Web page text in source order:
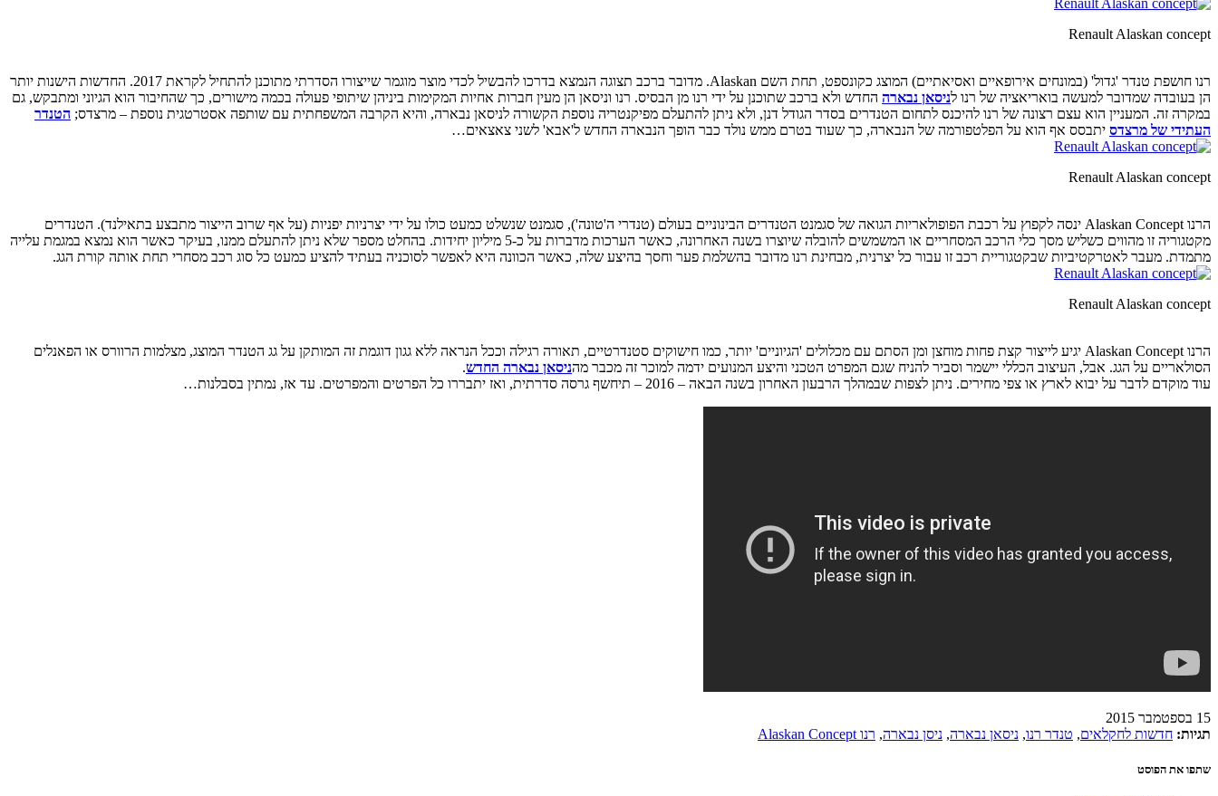
Renault Alaskan concept
רנו חושפת טנדר 'גדול' (במונחים אירופאיים ואסיאתיים) המוצג כקונספט, תחת השם Alaskan. מדובר ברכב תצוגה הנמצא בדרכו להבשיל לכדי מוצר מוגמר שייצורו הסדרתי מתוכנן להתחיל לקראת 2017. החדשות הישנות יותר
הן בעובדה שמדובר למעשה בואריאציה של רנו לניסאן נבארה החדש ולא ברכב שתוכנן על ידי רנו מן הבסיס. רנו וניסאן הן מעין חברות אחיות המקימות ביניהן שיתופי פעולה בכמה מישורים, כך שהחיבור הוא הגיוני ומתבקש, גם
במקרה זה. המעניין הוא עצם רצונה של רנו להיכנס לתחום הטנדרים בסדר הגודל דנן, ולא ניתן להתעלם מפיקנטריה נוספת הקשורה לניסאן נבארה, והיא הקרבה המשפחתית עם שותפה אסטרטגית נוספת – מרצדס; הטנדר
העתידי של מרצדס יתבסס אף הוא על הפלטפורמה של הנבארה, כך שעוד בטרם ממש נולד כבר הופך הנבארה החדש ל'אבא' לשני צאצאים…
Renault Alaskan concept
הרנו Alaskan Concept ינסה לקפוץ על רכבת הפופולאריות הגואה של סגמנט הטנדרים הבינוניים בעולם (טנדרי ה'טונה'), סגמנט שנשלט כמעט כולו על ידי יצרניות יפניות (על אף שרוב הייצור מתבצע בתאילנד). הטנדרים
מקטגוריה זו מהווים כשליש מסך כלי הרכב המסחריים או המשמשים להובלה שיוצרו בשנה האחרונה, כאשר הערכות מדברות על כ-5 מיליון יחידות. בהחלט מספר שלא ניתן להתעלם ממנו, בעיקר כאשר הוא נמצא במגמת עלייה
מתמדת. מעבר לאטרקטיביות שבקטגוריית רכב זו עבור כל יצרנית, מבחינת רנו מדובר בהשלמת פער וחסך בהיצע שלה, כאשר הכוונה היא לאפשר לסוכניה בעתיד להציע כמעט כל סוג רכב מסחרי תחת אותה קורת הגג.
Renault Alaskan concept
הרנו Alaskan Concept יגיע לייצור קצת פחות מוחצן ומן הסתם עם מכלולים 'הגיוניים' יותר, כמו חישוקים סטנדרטיים, תאורה רגילה וככל הנראה ללא גגון דוגמת זה המותקן על גג הטנדר המוצג, מצלמות הרוורס או הפאנלים
הסולאריים על הגג. אבל, העיצוב הכללי יישמר וסביר להניח שגם המפרט הטכני והיצע המנועים ידמה למוכר זה מכבר מהניסאן נבארה החדש.
עוד מוקדם לדבר על יבוא לארץ או צפי מחירים. ניתן לצפות שבמהלך הרבעון האחרון בשנה הבאה – 2016 – תיחשף גרסה סדרתית, ואז יתבררו כל הפרטים והמפרטים. עד אז, נמתין בסבלנות…
15 בספטמבר 2015
תגיות: חדשות לחקלאים, טנדר רנו, ניסאן נבארה, ניסן נבארה, רנו Alaskan Concept
שתפו את הפוסט